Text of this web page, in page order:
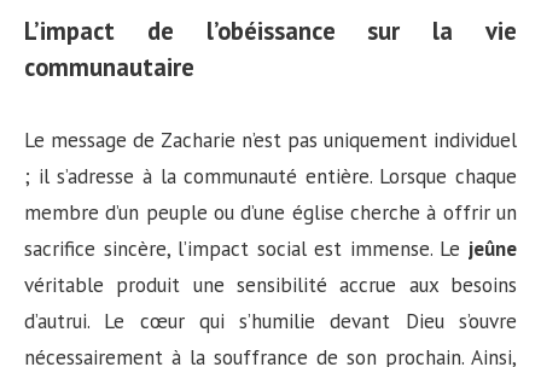
L’impact de l’obéissance sur la vie
communautaire
Le message de Zacharie n’est pas uniquement individuel
; il s’adresse à la communauté entière. Lorsque chaque
membre d’un peuple ou d’une église cherche à offrir un
sacrifice sincère, l’impact social est immense. Le jeûne
véritable produit une sensibilité accrue aux besoins
d’autrui. Le cœur qui s’humilie devant Dieu s’ouvre
nécessairement à la souffrance de son prochain. Ainsi,